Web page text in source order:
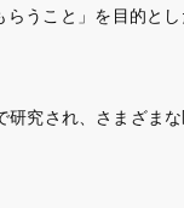
うこと」を目的と
究され、さまざま